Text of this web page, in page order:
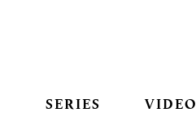
SERIES VIDEO